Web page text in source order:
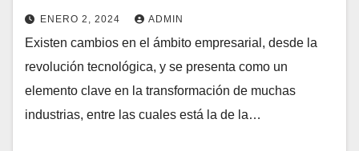
ENERO 2, 2024 ADMIN
Existen cambios en el ámbito empresarial, desde la
revolución tecnológica, y se presenta como un
elemento clave en la transformación de muchas
industrias, entre las cuales está la de la…